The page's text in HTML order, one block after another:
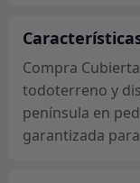
Compra
todoterreno y
península en
garantizada para